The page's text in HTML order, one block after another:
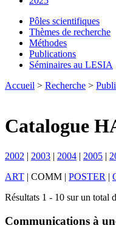
Pôles scientifiques
Thèmes de recherche
Méthodes
Publications
Séminaires au LESIA
Accueil > Recherche >
Catalogue
2002 | 2003 | 2004 | 2005 |
ART | COMM | POSTER |
Résultats 1 - 10 sur un total
Communications à